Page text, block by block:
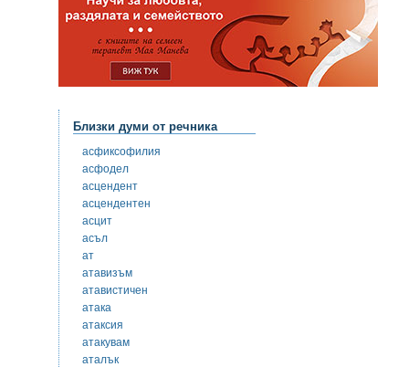
Близки думи от речника
асфиксофилия
асфодел
асцендент
асцендентен
асцит
асъл
ат
атавизъм
атавистичен
атака
атаксия
атакувам
аталък